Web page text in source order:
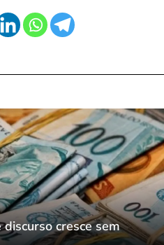
cresce sem